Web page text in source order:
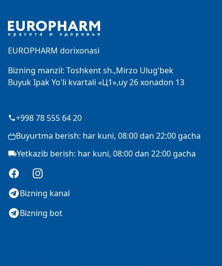
EUROPHARM dorixonasi
Bizning manzil: Toshkent sh.,Mirzo Ulug'bek
Buyuk Ipak Yo'li kvartali «Ц1»,uy 26 xonadon 13
+998 78 555 64 20
Buyurtma berish: har kuni, 08:00 dan 22:00 gacha
Yetkazib berish: har kuni, 08:00 dan 22:00 gacha
FacebookInstagram
Bizning kanal
Bizning bot